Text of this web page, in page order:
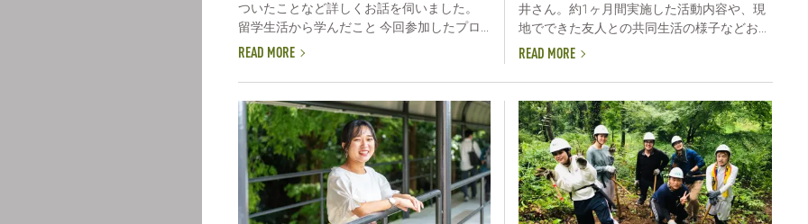
ついたことなど詳しくお話を伺いました。
留学生活から学んだこと 今回参加したプロ...
READ MORE
井さん。約1ヶ月間実施した活動内容や、現
地でできた友人との共同生活の様子などお...
READ MORE